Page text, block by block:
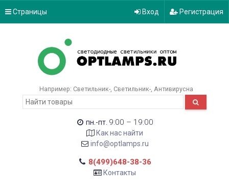
Страницы Вход Регистрация
Например: Светильник- Светильник- Антивирусна
пн.-пт. 9:00 – 19:00
Как нас найти
info@optlamps.ru
8(499)648-38-36
Контакты